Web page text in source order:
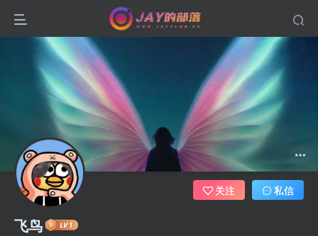
飞鸟
关注 私信